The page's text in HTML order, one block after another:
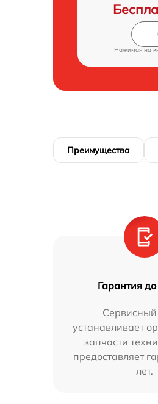
Нажимая на
Преимущества
Гарантия
Сервисный
устанавливает
запчасти
предоставляет
лет.